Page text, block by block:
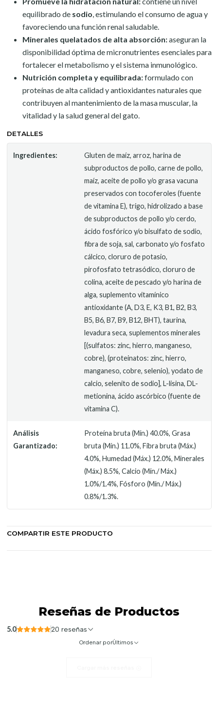
equilibrado de sodio, estimulando el consumo de agua y
favoreciendo una función renal saludable.
Minerales quelatados de alta absorción:aseguran la
disponibilidad óptima de micronutrientes esenciales para
fortalecer el metabolismo y el sistema inmunológico.
Nutrición completa y equilibrada:formulado con
proteínas de alta calidad y antioxidantes naturales que
contribuyen al mantenimiento de la masa muscular, la
vitalidad y la salud general del gato.
DETALLES
Ingredientes:
Gluten de maíz, arroz, harina de
subproductos de pollo, carne de pollo,
maíz, aceite de pollo y/o grasa vacuna
preservados con tocoferoles (fuente
de vitamina E), trigo, hidrolizado a base
de subproductos de pollo y/o cerdo,
ácido fosfórico y/o bisulfato de sodio,
fibra de soja, sal, carbonato y/o fosfato
cálcico, cloruro de potasio,
pirofosfato tetrasódico, cloruro de
colina, aceite de pescado y/o harina de
alga, suplemento vitamínico
antioxidante (A, D3, E, K3, B1, B2, B3,
B5, B6, B7, B9, B12, BHT), taurina,
levadura seca, suplementos minerales
[(sulfatos: zinc, hierro, manganeso,
cobre), (proteinatos: zinc, hierro,
manganeso, cobre, selenio), yodato de
calcio, selenito de sodio], L-lisina, DL-
metionina, ácido ascórbico (fuente de
vitamina C).
Análisis
Garantizado:
Proteína bruta (Mín.) 40.0%, Grasa
bruta (Mín.) 11.0%, Fibra bruta (Máx.)
4.0%, Humedad (Máx.) 12.0%, Minerales
(Máx.) 8.5%, Calcio (Mín./ Máx.)
1.0%/1.4%, Fósforo (Mín./ Máx.)
0.8%/1.3%.
COMPARTIR ESTE PRODUCTO
Reseñas de Productos
5.0 20 reseñas
Ordenar porÚltimos